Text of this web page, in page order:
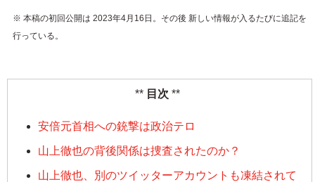
※ 本稿の初回公開は 2023年4月16日。その後 新しい情報が入るたびに追記を
行っている。
目次
安倍元首相への銃撃は政治テロ
山上徹也の背後関係は捜査されたのか？
山上徹也、別のツイッターアカウントも凍結されて